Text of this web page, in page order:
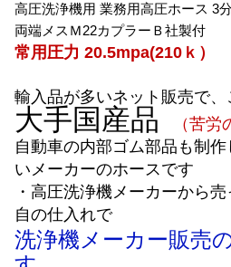
高圧洗浄機用 業務用高圧ホース 3
両端メスＭ22カプラーＢ社製付
常用圧力 20.5mpa(210ｋ）
輸入品が多いネット販売で
大手国産品
（苦労
自動車の内部ゴム部品も制
いメーカーのホースです
・高圧洗浄機メーカーから
自の仕入れで
洗浄機メーカー販売